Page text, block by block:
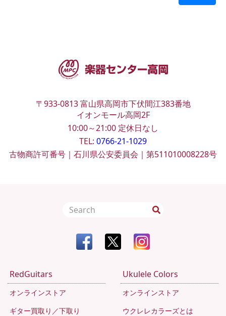
〒933-0813 富山県高岡市下伏間江383番地
イオンモール高岡2F
10:00～21:00 定休日なし
TEL: 0766-21-1029
古物商許可番号｜石川県公安委員会｜第511010008228号
RedGuitars
オンラインストア
ギター買取り／下取り
Ukulele Colors
オンラインストア
ウクレレカラーズとは